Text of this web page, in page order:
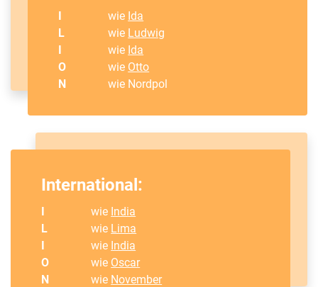
I wie Ida
L
wie Ludwig
I
wie Ida
O
wie Otto
N
wie Nordpol
International:
I wie India
L
wie Lima
I
wie India
O
wie Oscar
N
wie November